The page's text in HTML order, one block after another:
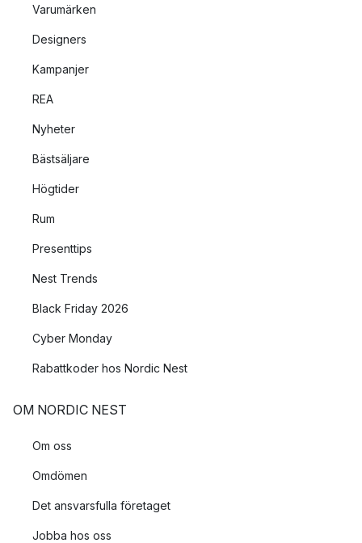
Varumärken
Designers
Kampanjer
REA
Nyheter
Bästsäljare
Högtider
Rum
Presenttips
Nest Trends
Black Friday 2026
Cyber Monday
Rabattkoder hos Nordic Nest
OM NORDIC NEST
Om oss
Omdömen
Det ansvarsfulla företaget
Jobba hos oss